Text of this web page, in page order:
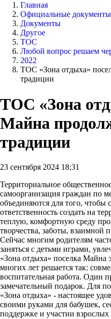
Главная
Официальные документы
Документы
Другое
ТОС
Любой вопрос решаем
2022
ТОС «Зона отдыха»
традиции
ТОС «Зона
Майна
традиции
23 сентября 2024 18:31
Территориальное
самоорганизация граждан по
объединяются для того, чтобы
ответственность создать на
теплую, комфортную среду
творчества, заботы, взаимной
Сейчас многим родителям
заняться с детьми играми,
«Зона отдыха» поселка Майна
многих лет решается так:
воспитательная работа. Один
замечательный подарок. Для
«Зона отдыха» - настоящее
своими руками для бабушек,
поддержке и участии взрослых